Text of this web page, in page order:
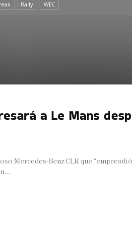
Rally WEC
a Le Mans
Mercedes-Benz CLR que